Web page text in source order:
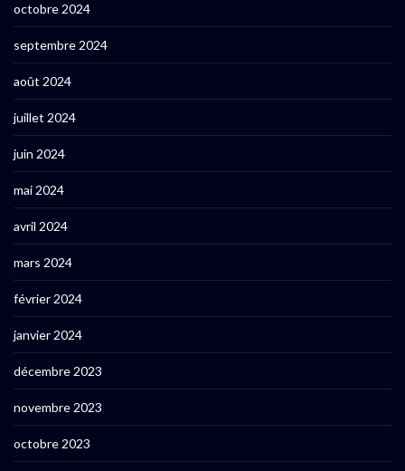
octobre 2024
septembre 2024
août 2024
juillet 2024
juin 2024
mai 2024
avril 2024
mars 2024
février 2024
janvier 2024
décembre 2023
novembre 2023
octobre 2023